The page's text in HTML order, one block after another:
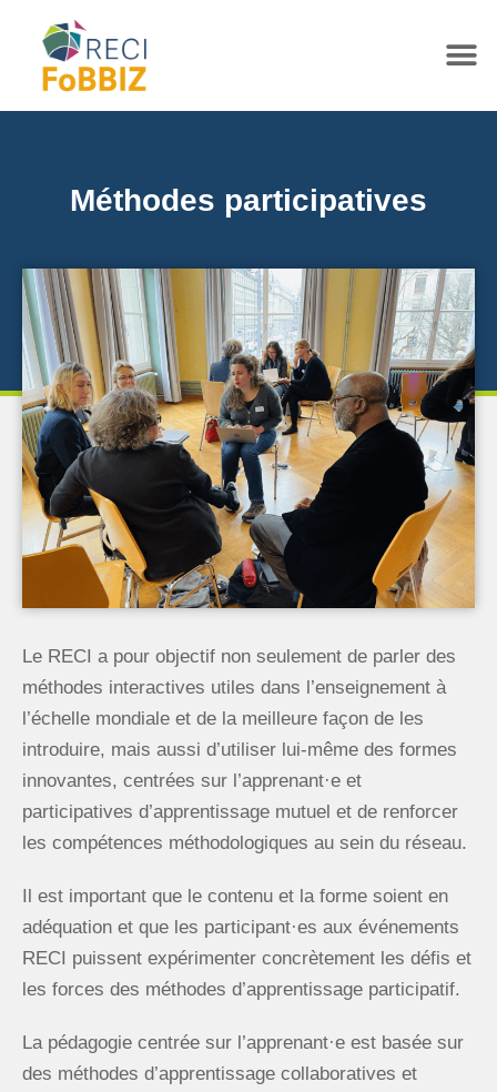
Méthodes participatives
Le RECI a pour objectif non seulement de parler des
méthodes interactives utiles dans l’enseignement à
l’échelle mondiale et de la meilleure façon de les
introduire, mais aussi d’utiliser lui-même des formes
innovantes, centrées sur l’apprenant·e et
participatives d’apprentissage mutuel et de renforcer
les compétences méthodologiques au sein du réseau.
Il est important que le contenu et la forme soient en
adéquation et que les participant·es aux événements
RECI puissent expérimenter concrètement les défis et
les forces des méthodes d’apprentissage participatif.
La pédagogie centrée sur l’apprenant·e est basée sur
des méthodes d’apprentissage collaboratives et